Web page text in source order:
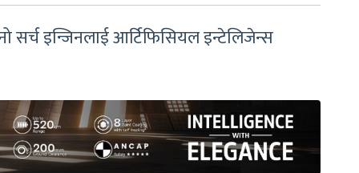
सर्च इन्जिनलाई आर्टिफिसियल इन्टेलिजेन्स